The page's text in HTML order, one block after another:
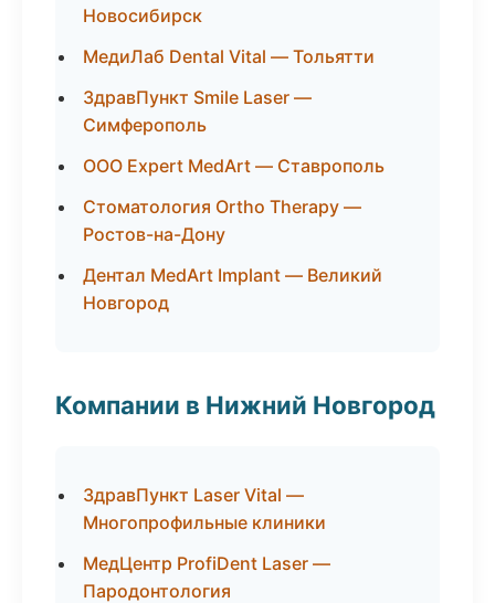
Новосибирск
МедиЛаб Dental Vital — Тольятти
ЗдравПункт Smile Laser —
Симферополь
ООО Expert MedArt — Ставрополь
Стоматология Ortho Therapy —
Ростов-на-Дону
Дентал MedArt Implant — Великий
Новгород
Компании в Нижний Новгород
ЗдравПункт Laser Vital —
Многопрофильные клиники
МедЦентр ProfiDent Laser —
Пародонтология